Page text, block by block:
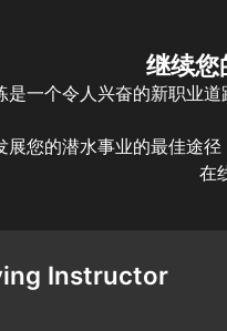
继续您
是一个令人兴奋的新职业
您的潜水事业的最佳途
在
Instructor